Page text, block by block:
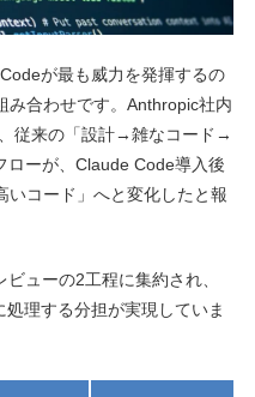
が最も威力を発揮するの
み合わせです。Anthropic社内
従来の「設計→雑なコード→
ーが、Claude Code導入後
コード」へと変化したと報
ューの2工程に集約され、
理する分担が実現していま